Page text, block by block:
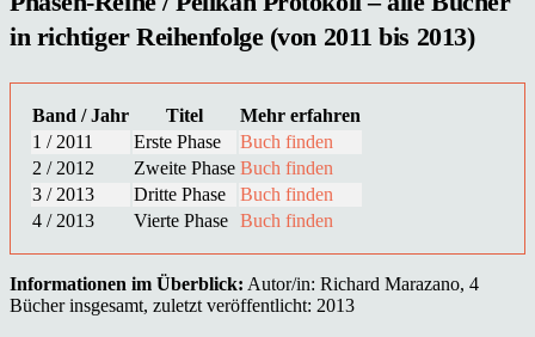
in richtiger Reihenfolge (von 2011 bis 2013)
Band / Jahr Titel
Mehr erfahren
1 / 2011
Erste Phase
Buch finden
2 / 2012
Zweite Phase Buch finden
3 / 2013
Dritte Phase
Buch finden
4 / 2013
Vierte Phase Buch finden
Informationen im Überblick: Autor/in: Richard Marazano, 4
Bücher insgesamt, zuletzt veröffentlicht: 2013